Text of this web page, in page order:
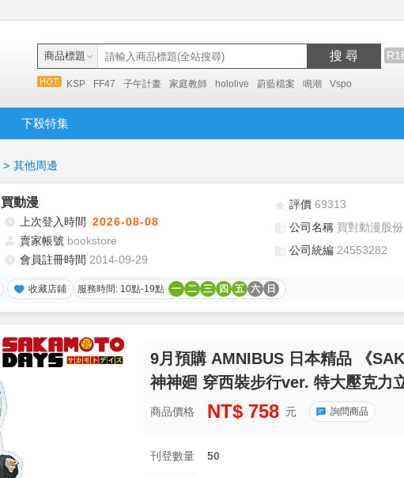
商品標題 搜 尋
KSP FF47 子午計畫 家庭教師 hololive 蔚藍檔案 鳴潮 Vspo
下殺特集
> 其他周邊
買動漫
上次登入時間 2026-08-08
賣家帳號 bookstore
會員註冊時間 2014-09-29
評價 69313
公司名稱 買對動漫股
公司統編 24553282
收藏店鋪 服務時間: 10點-19點 一 二 三 四 五 六 日
9月預購 AMNIBUS 日本精品 《
神神廻 穿西裝步行ver. 特大壓克力
商品價格 NT$ 758 元 詢問商品
刊登數量 50